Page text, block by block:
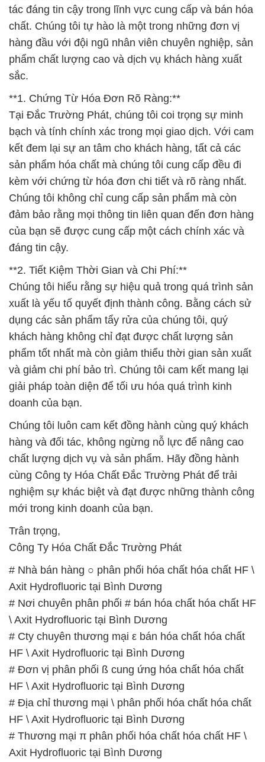
tác đáng tin cậy trong lĩnh vực cung cấp và bán hóa
chất. Chúng tôi tự hào là một trong những đơn vị
hàng đầu với đội ngũ nhân viên chuyên nghiệp, sản
phẩm chất lượng cao và dịch vụ khách hàng xuất
sắc.
**1. Chứng Từ Hóa Đơn Rõ Ràng:**
Tại Đắc Trường Phát, chúng tôi coi trọng sự minh
bạch và tính chính xác trong mọi giao dịch. Với cam
kết đem lại sự an tâm cho khách hàng, tất cả các
sản phẩm hóa chất mà chúng tôi cung cấp đều đi
kèm với chứng từ hóa đơn chi tiết và rõ ràng nhất.
Chúng tôi không chỉ cung cấp sản phẩm mà còn
đảm bảo rằng mọi thông tin liên quan đến đơn hàng
của bạn sẽ được cung cấp một cách chính xác và
đáng tin cậy.
**2. Tiết Kiệm Thời Gian và Chi Phí:**
Chúng tôi hiểu rằng sự hiệu quả trong quá trình sản
xuất là yếu tố quyết định thành công. Bằng cách sử
dụng các sản phẩm tẩy rửa của chúng tôi, quý
khách hàng không chỉ đạt được chất lượng sản
phẩm tốt nhất mà còn giảm thiểu thời gian sản xuất
và giảm chi phí bảo trì. Chúng tôi cam kết mang lại
giải pháp toàn diện để tối ưu hóa quá trình kinh
doanh của bạn.
Chúng tôi luôn cam kết đồng hành cùng quý khách
hàng và đối tác, không ngừng nỗ lực để nâng cao
chất lượng dịch vụ và sản phẩm. Hãy đồng hành
cùng Công ty Hóa Chất Đắc Trường Phát để trải
nghiệm sự khác biệt và đạt được những thành công
mới trong kinh doanh của bạn.
Trân trọng,
Công Ty Hóa Chất Đắc Trường Phát
# Nhà bán hàng ○ phân phối hóa chất hóa chất HF \
Axit Hydrofluoric tại Bình Dương
# Nơi chuyên phân phối # bán hóa chất hóa chất HF
\ Axit Hydrofluoric tại Bình Dương
# Cty chuyên thương mại ε bán hóa chất hóa chất
HF \ Axit Hydrofluoric tại Bình Dương
# Đơn vị phân phối ß cung ứng hóa chất hóa chất
HF \ Axit Hydrofluoric tại Bình Dương
# Địa chỉ thương mại \ phân phối hóa chất hóa chất
HF \ Axit Hydrofluoric tại Bình Dương
# Thương mại π phân phối hóa chất hóa chất HF \
Axit Hydrofluoric tại Bình Dương